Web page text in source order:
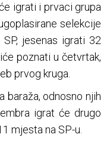
igrati i prvaci grupa
selekcije
jesenas igrati 32
poznati u četvrtak,
prvog kruga.
baraža, odnosno njih
igrat će drugo
mjesta na SP-u.